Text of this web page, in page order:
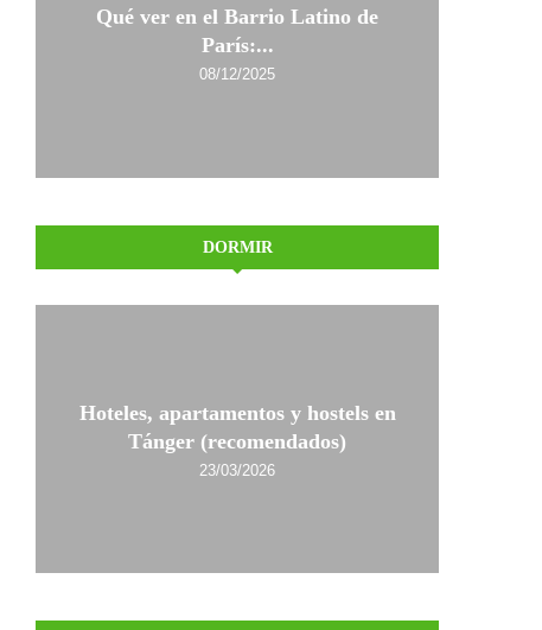
Qué ver en el Barrio Latino de
París:...
08/12/2025
DORMIR
Hoteles, apartamentos y hostels en
Tánger (recomendados)
23/03/2026